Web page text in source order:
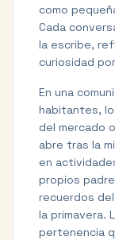
como
Cada
la escribe,
curiosidad
En una
habitantes,
del mercado
abre tras la
en
propios
recuerdos
la primavera.
pertenencia